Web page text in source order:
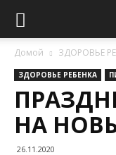
Домой ЗДОРОВЬЕ
ЗДОРОВЬЕ РЕБЕНКА
НА
26.11.2020